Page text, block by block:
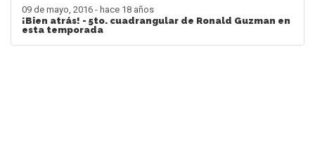
09 de mayo, 2016 - hace 18 años
¡Bien atrás! - 5to. cuadrangular de Ronald Guzman en
esta temporada